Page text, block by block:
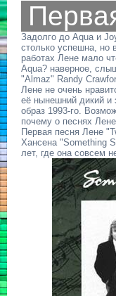
Задолго до Aqua и
столько успешна, но
работах Лене мало
Aqua? наверное,
"Almaz" Randy
Лене не очень
её нынешний дикий и
образ 1993-го.
почему о песнях
Первая песня Лене
Хансена "Something
лет, где она совсем